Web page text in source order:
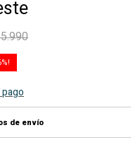
5.990
de envío